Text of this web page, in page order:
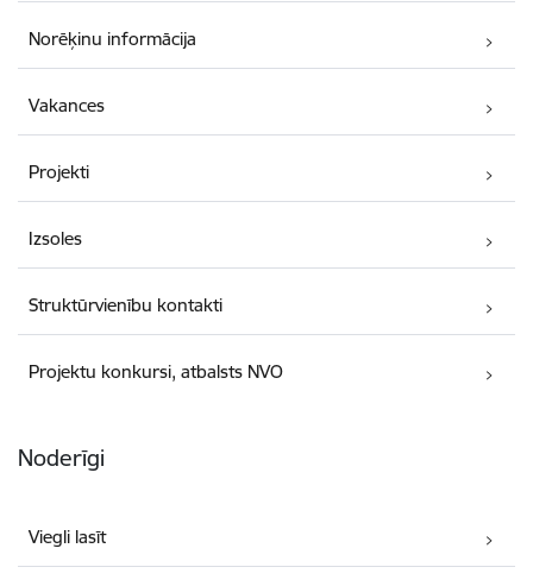
Norēķinu informācija
Vakances
Projekti
Izsoles
Struktūrvienību kontakti
Projektu konkursi, atbalsts NVO
Noderīgi
Viegli lasīt